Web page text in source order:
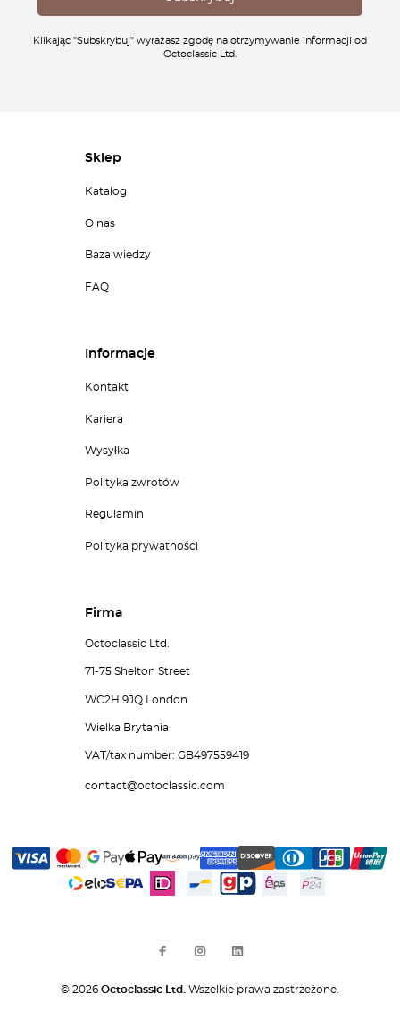
Klikając "Subskrybuj" wyrażasz zgodę na otrzymywanie informacji od
Octoclassic Ltd.
Sklep
Katalog
O nas
Baza wiedzy
FAQ
Informacje
Kontakt
Kariera
Wysyłka
Polityka zwrotów
Regulamin
Polityka prywatności
Firma
Octoclassic Ltd.
71-75 Shelton Street
WC2H 9JQ London
Wielka Brytania
VAT/tax number: GB497559419
contact@octoclassic.com
© 2026 Octoclassic Ltd. Wszelkie prawa zastrzeżone.